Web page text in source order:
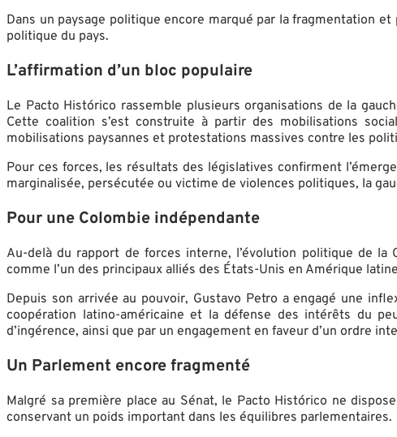
Dans un paysage politique encore marqué par la fragmentation
politique du pays.
L’affirmation d’un bloc populaire
Le Pacto Histórico rassemble plusieurs organisations de la
Cette coalition s’est construite à partir des mobilisations
mobilisations paysannes et protestations massives contre les
Pour ces forces, les résultats des législatives confirment
marginalisée, persécutée ou victime de violences politiques, la
Pour une Colombie indépendante
Au-delà du rapport de forces interne, l’évolution politique de
comme l’un des principaux alliés des États-Unis en Amérique
Depuis son arrivée au pouvoir, Gustavo Petro a engagé une
coopération latino-américaine et la défense des intérêts du
d’ingérence, ainsi que par un engagement en faveur d’un ordre
Un Parlement encore fragmenté
Malgré sa première place au Sénat, le Pacto Histórico ne
conservant un poids important dans les équilibres parlementaires.